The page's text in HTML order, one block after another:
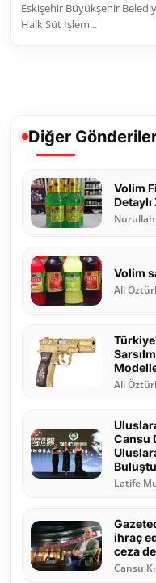
Eskişehir Büyükşehir
Halk Süt İşlem...
Diğer
Volim
Detaylı
Volim
Ali
Ali
Cansu
Latife
ihraç
ceza
Cansu